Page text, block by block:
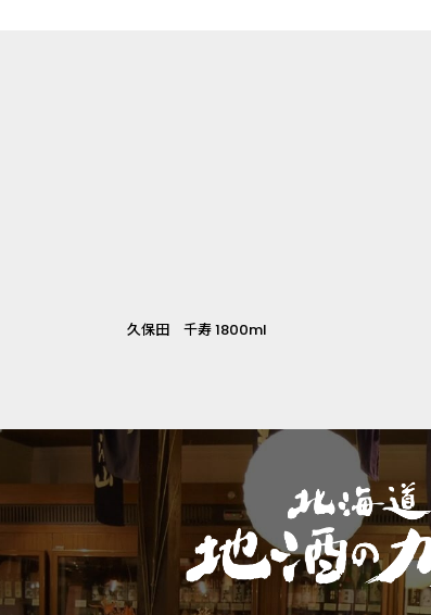
久保田 千寿 1800ml